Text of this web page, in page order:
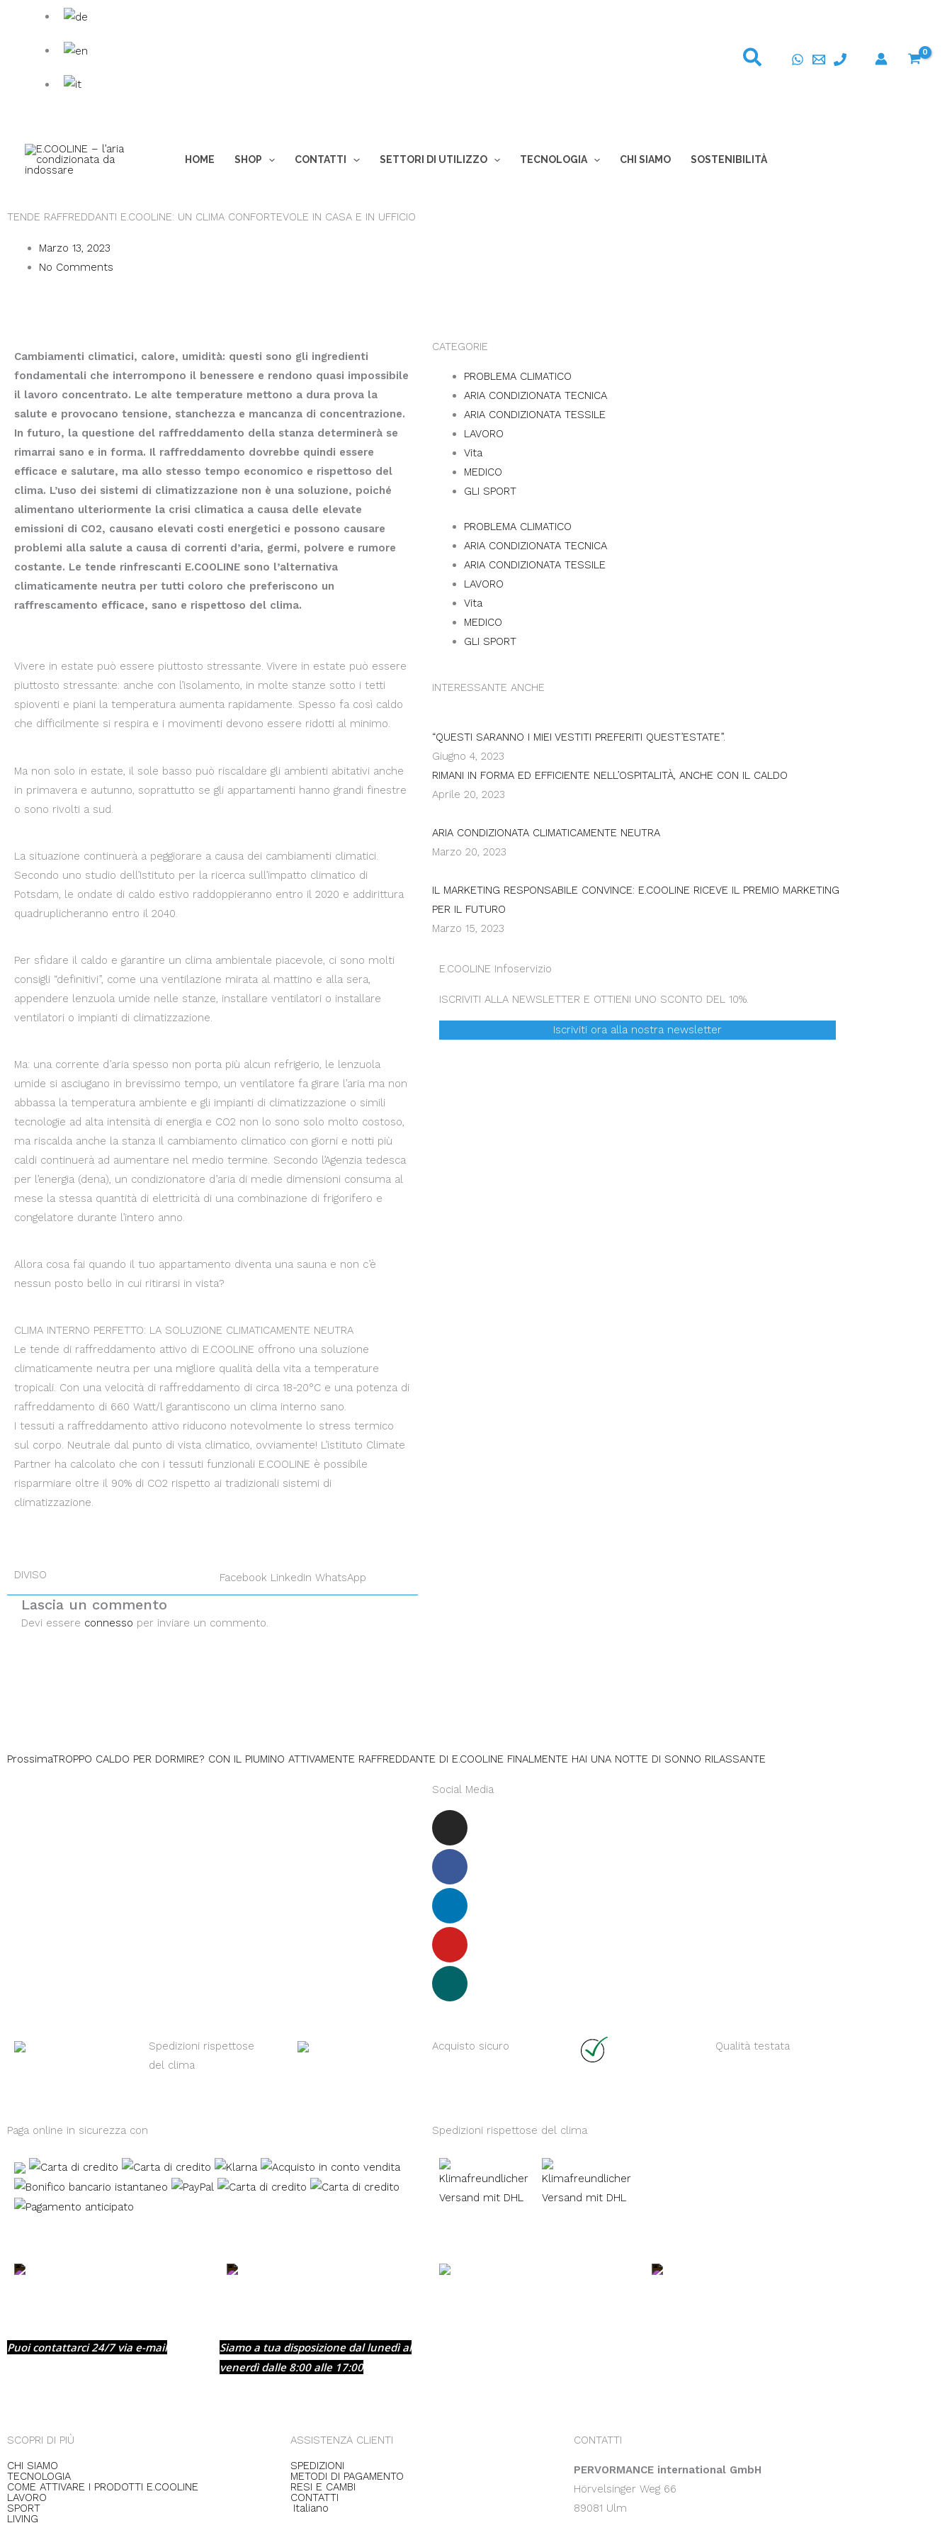
contenuto
HOME SHOP CONTATTI SETTORI DI UTILIZZO TECNOLOGIA CHI SIAMO SOSTENIBILITÀ
TENDE RAFFREDDANTI E.COOLINE: UN CLIMA CONFORTEVOLE IN CASA E IN UFFICIO
Marzo 13, 2023
No Comments
Cambiamenti climatici, calore, umidità: questi sono gli ingredienti
fondamentali che interrompono il benessere e rendono quasi impossibile
il lavoro concentrato. Le alte temperature mettono a dura prova la
salute e provocano tensione, stanchezza e mancanza di concentrazione.
In futuro, la questione del raffreddamento della stanza determinerà se
rimarrai sano e in forma. Il raffreddamento dovrebbe quindi essere
efficace e salutare, ma allo stesso tempo economico e rispettoso del
clima. L’uso dei sistemi di climatizzazione non è una soluzione, poiché
alimentano ulteriormente la crisi climatica a causa delle elevate
emissioni di CO2, causano elevati costi energetici e possono causare
problemi alla salute a causa di correnti d’aria, germi, polvere e rumore
costante. Le tende rinfrescanti E.COOLINE sono l’alternativa
climaticamente neutra per tutti coloro che preferiscono un
raffrescamento efficace, sano e rispettoso del clima.
Vivere in estate può essere piuttosto stressante. Vivere in estate può essere
piuttosto stressante: anche con l’isolamento, in molte stanze sotto i tetti
spioventi e piani la temperatura aumenta rapidamente. Spesso fa così caldo
che difficilmente si respira e i movimenti devono essere ridotti al minimo.
Ma non solo in estate, il sole basso può riscaldare gli ambienti abitativi anche
in primavera e autunno, soprattutto se gli appartamenti hanno grandi finestre
o sono rivolti a sud.
La situazione continuerà a peggiorare a causa dei cambiamenti climatici.
Secondo uno studio dell’Istituto per la ricerca sull’impatto climatico di
Potsdam, le ondate di caldo estivo raddoppieranno entro il 2020 e addirittura
quadruplicheranno entro il 2040.
Per sfidare il caldo e garantire un clima ambientale piacevole, ci sono molti
consigli “definitivi”, come una ventilazione mirata al mattino e alla sera,
appendere lenzuola umide nelle stanze, installare ventilatori o installare
ventilatori o impianti di climatizzazione.
Ma: una corrente d’aria spesso non porta più alcun refrigerio, le lenzuola
umide si asciugano in brevissimo tempo, un ventilatore fa girare l’aria ma non
abbassa la temperatura ambiente e gli impianti di climatizzazione o simili
tecnologie ad alta intensità di energia e CO2 non lo sono solo molto costoso,
ma riscalda anche la stanza Il cambiamento climatico con giorni e notti più
caldi continuerà ad aumentare nel medio termine. Secondo l’Agenzia tedesca
per l’energia (dena), un condizionatore d’aria di medie dimensioni consuma al
mese la stessa quantità di elettricità di una combinazione di frigorifero e
congelatore durante l’intero anno.
Allora cosa fai quando il tuo appartamento diventa una sauna e non c’è
nessun posto bello in cui ritirarsi in vista?
CLIMA INTERNO PERFETTO: LA SOLUZIONE CLIMATICAMENTE NEUTRA
Le tende di raffreddamento attivo di E.COOLINE offrono una soluzione
climaticamente neutra per una migliore qualità della vita a temperature
tropicali. Con una velocità di raffreddamento di circa 18-20°C e una potenza di
raffreddamento di 660 Watt/l garantiscono un clima interno sano.
I tessuti a raffreddamento attivo riducono notevolmente lo stress termico
sul corpo. Neutrale dal punto di vista climatico, ovviamente! L’istituto Climate
Partner ha calcolato che con i tessuti funzionali E.COOLINE è possibile
risparmiare oltre il 90% di CO2 rispetto ai tradizionali sistemi di
climatizzazione.
DIVISO Facebook LinkedIn WhatsApp
Lascia un commento
Devi essere connesso per inviare un commento.
CATEGORIE
PROBLEMA CLIMATICO
ARIA CONDIZIONATA TECNICA
ARIA CONDIZIONATA TESSILE
LAVORO
Vita
MEDICO
GLI SPORT
PROBLEMA CLIMATICO
ARIA CONDIZIONATA TECNICA
ARIA CONDIZIONATA TESSILE
LAVORO
Vita
MEDICO
GLI SPORT
INTERESSANTE ANCHE
“QUESTI SARANNO I MIEI VESTITI PREFERITI QUEST’ESTATE”.
Giugno 4, 2023
RIMANI IN FORMA ED EFFICIENTE NELL’OSPITALITÀ, ANCHE CON IL CALDO
Aprile 20, 2023
ARIA CONDIZIONATA CLIMATICAMENTE NEUTRA
Marzo 20, 2023
IL MARKETING RESPONSABILE CONVINCE: E.COOLINE RICEVE IL PREMIO MARKETING
PER IL FUTURO
Marzo 15, 2023
E.COOLINE Infoservizio
ISCRIVITI ALLA NEWSLETTER E OTTIENI UNO SCONTO DEL 10%.
Iscriviti ora alla nostra newsletter
ProssimaTROPPO CALDO PER DORMIRE? CON IL PIUMINO ATTIVAMENTE RAFFREDDANTE DI E.COOLINE FINALMENTE HAI UNA NOTTE DI SONNO RILASSANTE
Social Media
Instagram
Facebook
Linkedin
Youtube
Xing
Spedizioni rispettose
del clima
Acquisto sicuro Qualità testata
Paga online in sicurezza con Spedizioni rispettose del clima
Puoi contattarci 24/7 via e-mail
Siamo a tua disposizione dal lunedì al
venerdì dalle 8:00 alle 17:00
SCOPRI DI PIÙ
CHI SIAMO
TECNOLOGIA
COME ATTIVARE I PRODOTTI E.COOLINE
LAVORO
SPORT
LIVING
ASSISTENZA CLIENTI
SPEDIZIONI
METODI DI PAGAMENTO
RESI E CAMBI
CONTATTI
Italiano
CONTATTI
PERVORMANCE international GmbH
Hörvelsinger Weg 66
89081 Ulm